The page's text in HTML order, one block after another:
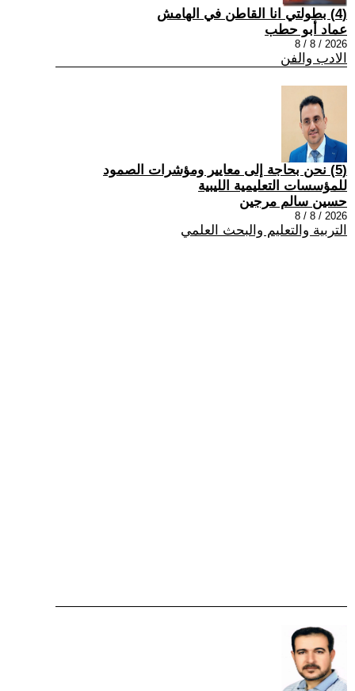
(4) بطولتي انا القاطن في الهامش
عماد أبو حطب
2026 / 8 / 8
الادب والفن
(5) نحن بحاجة إلى معايير ومؤشرات الصمود
للمؤسسات التعليمية الليبية
حسين سالم مرجين
2026 / 8 / 8
التربية والتعليم والبحث العلمي